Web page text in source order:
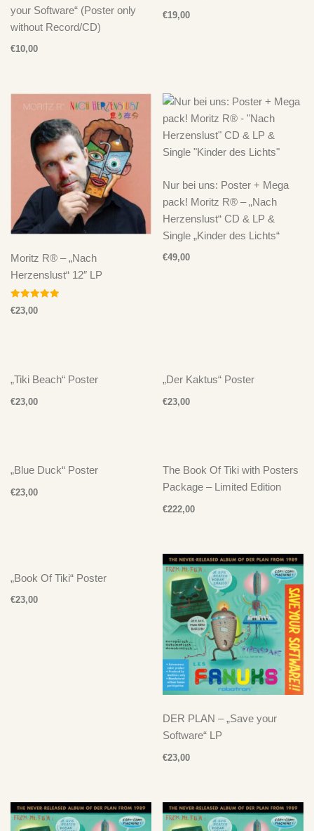
your Software“ (Poster only
without Record/CD)
€10,00
€19,00
Moritz R® – „Nach
Herzenslust“ 12″ LP
Bewertet mit
5.00
€23,00
Nur bei uns: Poster + Mega
pack! Moritz R® – „Nach
Herzenslust“ CD & LP &
Single „Kinder des Lichts“
€49,00
„Tiki Beach“ Poster
€23,00
„Der Kaktus“ Poster
€23,00
„Blue Duck“ Poster
€23,00
The Book Of Tiki with Posters
Package – Limited Edition
€222,00
„Book Of Tiki“ Poster
€23,00
DER PLAN – „Save your
Software“ LP
€23,00